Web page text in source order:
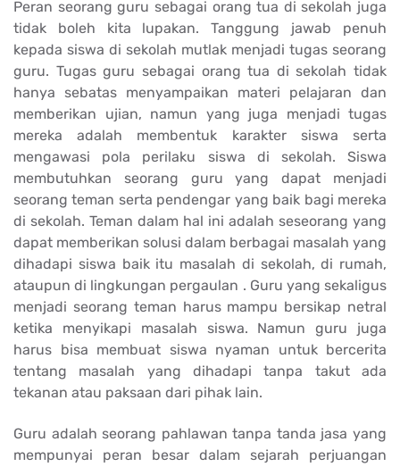
Peran seorang guru sebagai orang tua di sekolah juga
tidak boleh kita lupakan. Tanggung jawab penuh
kepada siswa di sekolah mutlak menjadi tugas seorang
guru. Tugas guru sebagai orang tua di sekolah tidak
hanya sebatas menyampaikan materi pelajaran dan
memberikan ujian, namun yang juga menjadi tugas
mereka adalah membentuk karakter siswa serta
mengawasi pola perilaku siswa di sekolah. Siswa
membutuhkan seorang guru yang dapat menjadi
seorang teman serta pendengar yang baik bagi mereka
di sekolah. Teman dalam hal ini adalah seseorang yang
dapat memberikan solusi dalam berbagai masalah yang
dihadapi siswa baik itu masalah di sekolah, di rumah,
ataupun di lingkungan pergaulan . Guru yang sekaligus
menjadi seorang teman harus mampu bersikap netral
ketika menyikapi masalah siswa. Namun guru juga
harus bisa membuat siswa nyaman untuk bercerita
tentang masalah yang dihadapi tanpa takut ada
tekanan atau paksaan dari pihak lain.
Guru adalah seorang pahlawan tanpa tanda jasa yang
mempunyai peran besar dalam sejarah perjuangan